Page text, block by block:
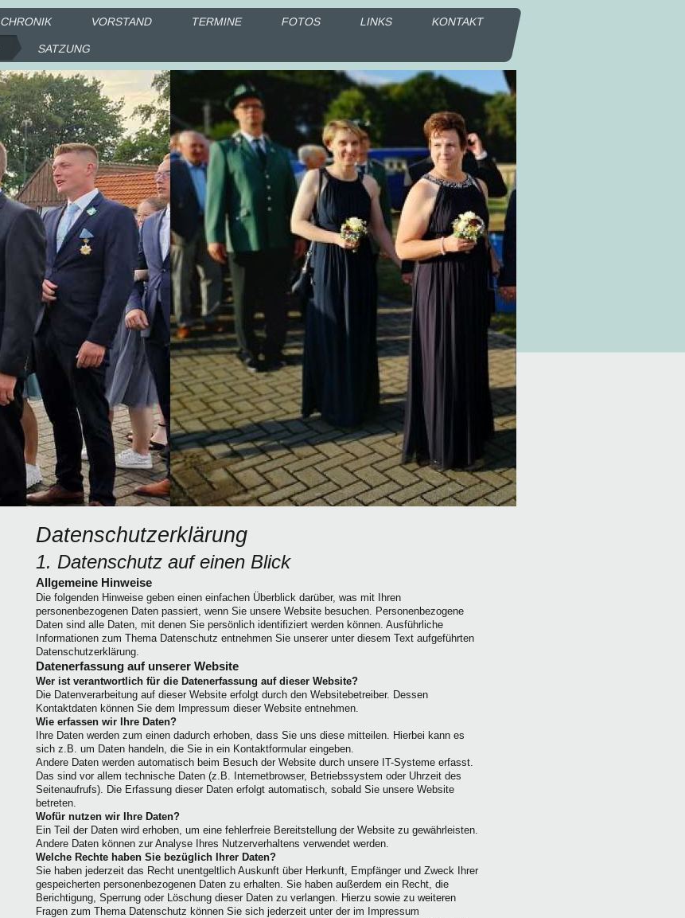
CHRONIK VORSTAND TERMINE FOTOS LINKS KONTAKT
SATZUNG
Datenschutzerklärung
1. Datenschutz auf einen Blick
Allgemeine Hinweise
Die folgenden Hinweise geben einen einfachen Überblick darüber, was mit Ihren
personenbezogenen Daten passiert, wenn Sie unsere Website besuchen. Personenbezogene
Daten sind alle Daten, mit denen Sie persönlich identifiziert werden können. Ausführliche
Informationen zum Thema Datenschutz entnehmen Sie unserer unter diesem Text aufgeführten
Datenschutzerklärung.
Datenerfassung auf unserer Website
Wer ist verantwortlich für die Datenerfassung auf dieser Website?
Die Datenverarbeitung auf dieser Website erfolgt durch den Websitebetreiber. Dessen
Kontaktdaten können Sie dem Impressum dieser Website entnehmen.
Wie erfassen wir Ihre Daten?
Ihre Daten werden zum einen dadurch erhoben, dass Sie uns diese mitteilen. Hierbei kann es
sich z.B. um Daten handeln, die Sie in ein Kontaktformular eingeben.
Andere Daten werden automatisch beim Besuch der Website durch unsere IT-Systeme erfasst.
Das sind vor allem technische Daten (z.B. Internetbrowser, Betriebssystem oder Uhrzeit des
Seitenaufrufs). Die Erfassung dieser Daten erfolgt automatisch, sobald Sie unsere Website
betreten.
Wofür nutzen wir Ihre Daten?
Ein Teil der Daten wird erhoben, um eine fehlerfreie Bereitstellung der Website zu gewährleisten.
Andere Daten können zur Analyse Ihres Nutzerverhaltens verwendet werden.
Welche Rechte haben Sie bezüglich Ihrer Daten?
Sie haben jederzeit das Recht unentgeltlich Auskunft über Herkunft, Empfänger und Zweck Ihrer
gespeicherten personenbezogenen Daten zu erhalten. Sie haben außerdem ein Recht, die
Berichtigung, Sperrung oder Löschung dieser Daten zu verlangen. Hierzu sowie zu weiteren
Fragen zum Thema Datenschutz können Sie sich jederzeit unter der im Impressum